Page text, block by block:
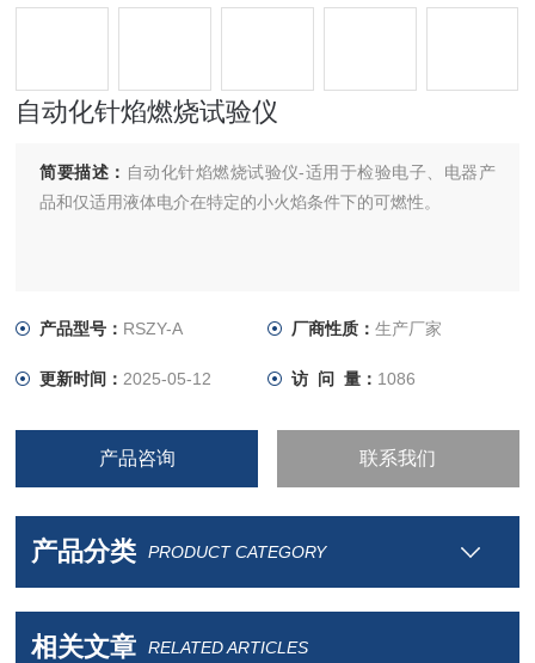
自动化针焰燃烧试验仪
简要描述： 自动化针焰燃烧试验仪-适用于检验电子、电器产
品和仅适用液体电介在特定的小火焰条件下的可燃性。
产品型号： RSZY-A 厂商性质： 生产厂家
更新时间： 2025-05-12 访 问 量： 1086
产品咨询 联系我们
产品分类 PRODUCT CATEGORY
相关文章 RELATED ARTICLES